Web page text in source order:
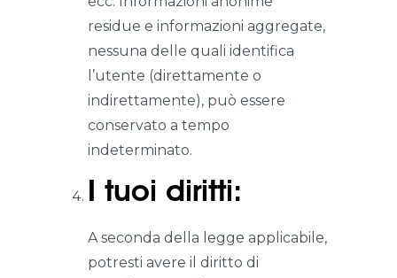
residue e informazioni aggregate,
nessuna delle quali identifica
l’utente (direttamente o
indirettamente), può essere
conservato a tempo
indeterminato.
I tuoi diritti:
A seconda della legge applicabile,
potresti avere il diritto di